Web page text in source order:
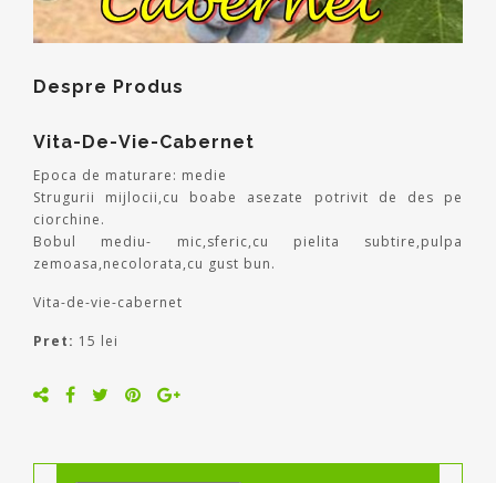
Despre Produs
Vita-De-Vie-Cabernet
Epoca de maturare: medie
Strugurii mijlocii,cu boabe asezate potrivit de des pe
ciorchine.
Bobul mediu- mic,sferic,cu pielita subtire,pulpa
zemoasa,necolorata,cu gust bun.
Vita-de-vie-cabernet
Pret: 15 lei